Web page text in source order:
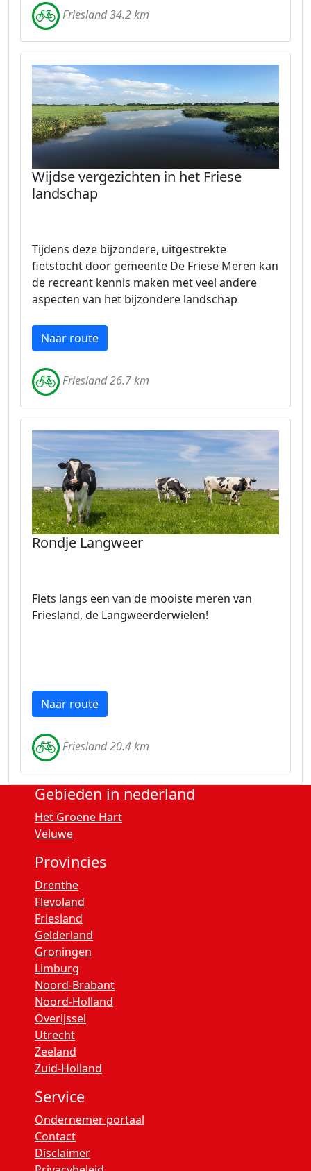
Friesland 34.2 km
Wijdse vergezichten in het Friese
landschap
Tijdens deze bijzondere, uitgestrekte
fietstocht door gemeente De Friese Meren kan
de recreant kennis maken met veel andere
aspecten van het bijzondere landschap
Naar route
Friesland 26.7 km
Rondje Langweer
Fiets langs een van de mooiste meren van
Friesland, de Langweerderwielen!
Naar route
Friesland 20.4 km
Gebieden in nederland
Het Groene Hart
Veluwe
Provincies
Drenthe
Flevoland
Friesland
Gelderland
Groningen
Limburg
Noord-Brabant
Noord-Holland
Overijssel
Utrecht
Zeeland
Zuid-Holland
Service
Ondernemer portaal
Contact
Disclaimer